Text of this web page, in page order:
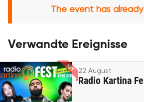
The event has already
Verwandte Ereignisse
22 August
Radio Kartina